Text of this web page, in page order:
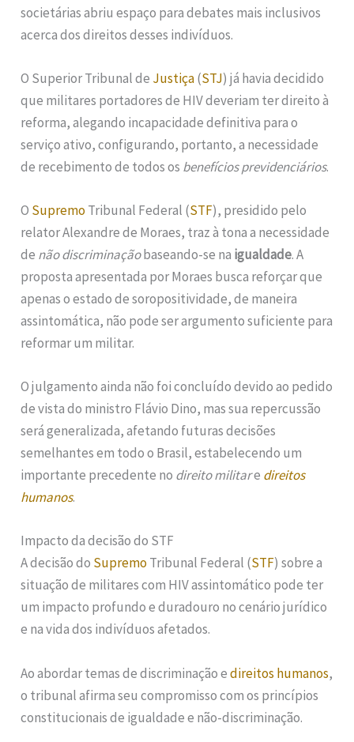
societárias abriu espaço para debates mais inclusivos
acerca dos direitos desses indivíduos.
O Superior Tribunal de Justiça(STJ) já havia decidido
que militares portadores de HIV deveriam ter direito à
reforma, alegando incapacidade definitiva para o
serviço ativo, configurando, portanto, a necessidade
de recebimento de todos os benefícios previdenciários.
O SupremoTribunal Federal (STF), presidido pelo
relator Alexandre de Moraes, traz à tona a necessidade
de não discriminaçãobaseando-se na igualdade. A
proposta apresentada por Moraes busca reforçar que
apenas o estado de soropositividade, de maneira
assintomática, não pode ser argumento suficiente para
reformar um militar.
O julgamento ainda não foi concluído devido ao pedido
de vista do ministro Flávio Dino, mas sua repercussão
será generalizada, afetando futuras decisões
semelhantes em todo o Brasil, estabelecendo um
importante precedente no direito militare direitos
humanos.
Impacto da decisão do STF
A decisão do SupremoTribunal Federal (STF) sobre a
situação de militares com HIV assintomático pode ter
um impacto profundo e duradouro no cenário jurídico
e na vida dos indivíduos afetados.
Ao abordar temas de discriminação edireitos humanos,
o tribunal afirma seu compromisso com os princípios
constitucionais de igualdade e não-discriminação.